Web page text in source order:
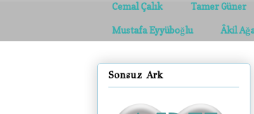
Cemal Çalık Tamer Güner
Mustafa Eyyüboğlu Âkil
Sonsuz Ark